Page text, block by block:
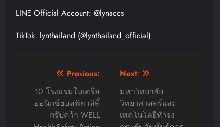
LINE Official Account: @lynaccs
TikTok: lynthailand (@lynthailand_official)
navigation
Previous:
10 โรงแรมในเครือ
ออนิกซ์ฮอสพิทาลิตี้
กรุ๊ปคว้า WELL
Next:
มหาวิทยาลัย
วิทยาศาสตร์และ
เทคโนโลยีหัวจง